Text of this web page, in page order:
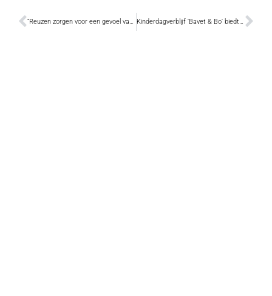
”Reuzen zorgen voor een gevoel van verbondenheid en gezamenlijke identiteit” Kinderdagverblijf ‘Bavet & Bo’ biedt met ‘Bubbel & Bo’ nu ook wellness voor pasgeborenen